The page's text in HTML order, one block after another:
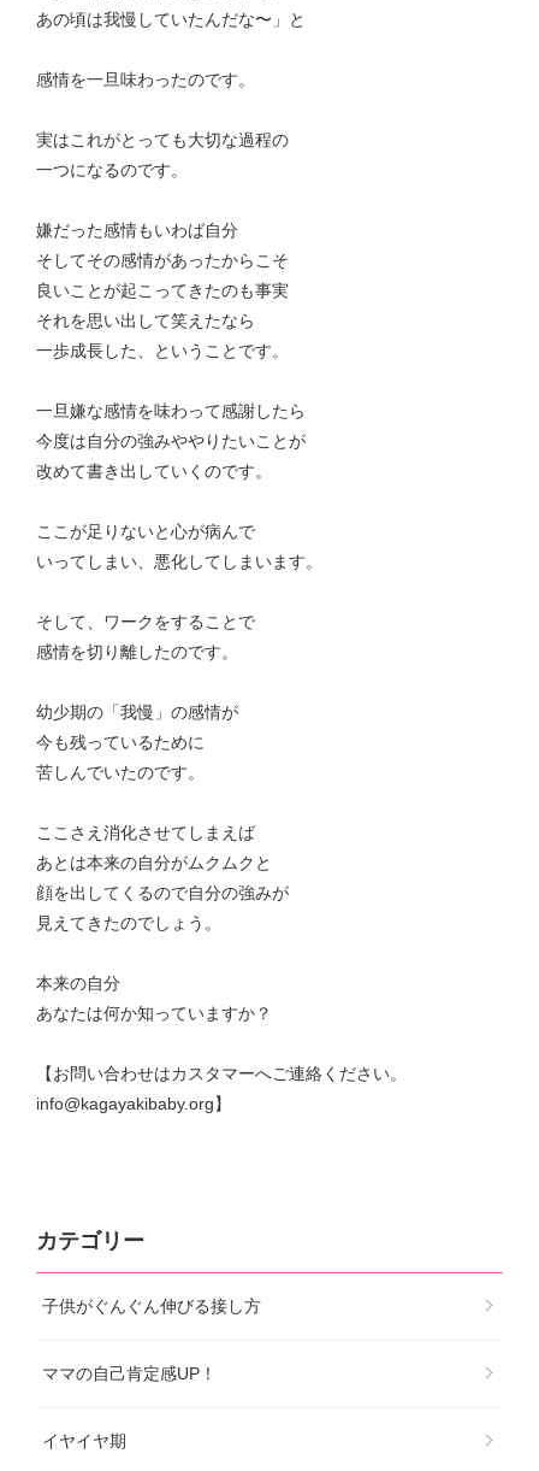
あの頃は我慢していたんだな〜」と
感情を一旦味わったのです。
実はこれがとっても大切な過程の
一つになるのです。
嫌だった感情もいわば自分
そしてその感情があったからこそ
良いことが起こってきたのも事実
それを思い出して笑えたなら
一歩成長した、ということです。
一旦嫌な感情を味わって感謝したら
今度は自分の強みややりたいことが
改めて書き出していくのです。
ここが足りないと心が病んで
いってしまい、悪化してしまいます。
そして、ワークをすることで
感情を切り離したのです。
幼少期の「我慢」の感情が
今も残っているために
苦しんでいたのです。
ここさえ消化させてしまえば
あとは本来の自分がムクムクと
顔を出してくるので自分の強みが
見えてきたのでしょう。
本来の自分
あなたは何か知っていますか？
【お問い合わせはカスタマーへご連絡ください。
info@kagayakibaby.org】
カテゴリー
子供がぐんぐん伸びる接し方
ママの自己肯定感UP！
イヤイヤ期